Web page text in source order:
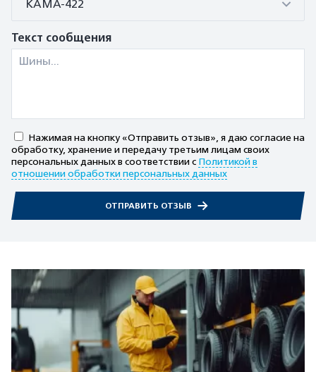
КАМА-422
Текст сообщения
Нажимая на кнопку «Отправить отзыв», я даю согласие на
обработку, хранение и передачу третьим лицам своих
персональных данных в соответствии с Политикой в
отношении обработки персональных данных
ОТПРАВИТЬ ОТЗЫВ